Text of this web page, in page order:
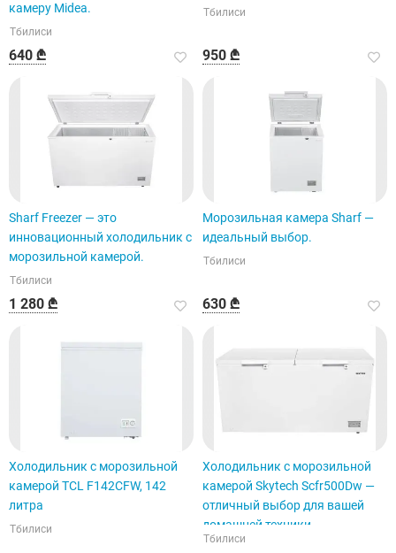
камеру Midea.
Тбилиси
640 ₾
Тбилиси
950 ₾
Sharf Freezer — это
инновационный холодильник с
морозильной камерой.
Тбилиси
1 280 ₾
Морозильная камера Sharf —
идеальный выбор.
Тбилиси
630 ₾
Холодильник с морозильной
камерой TCL F142CFW, 142
литра
Тбилиси
Холодильник с морозильной
камерой Skytech Scfr500Dw —
отличный выбор для вашей
домашней техники.
Тбилиси